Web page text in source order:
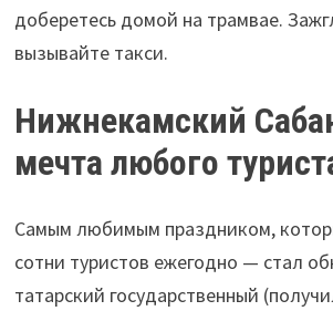
доберетесь домой на трамвае.
вызывайте такси.
Нижнекамский
мечта любого
Самым любимым праздником,
сотни туристов ежегодно — стал
татарский государственный